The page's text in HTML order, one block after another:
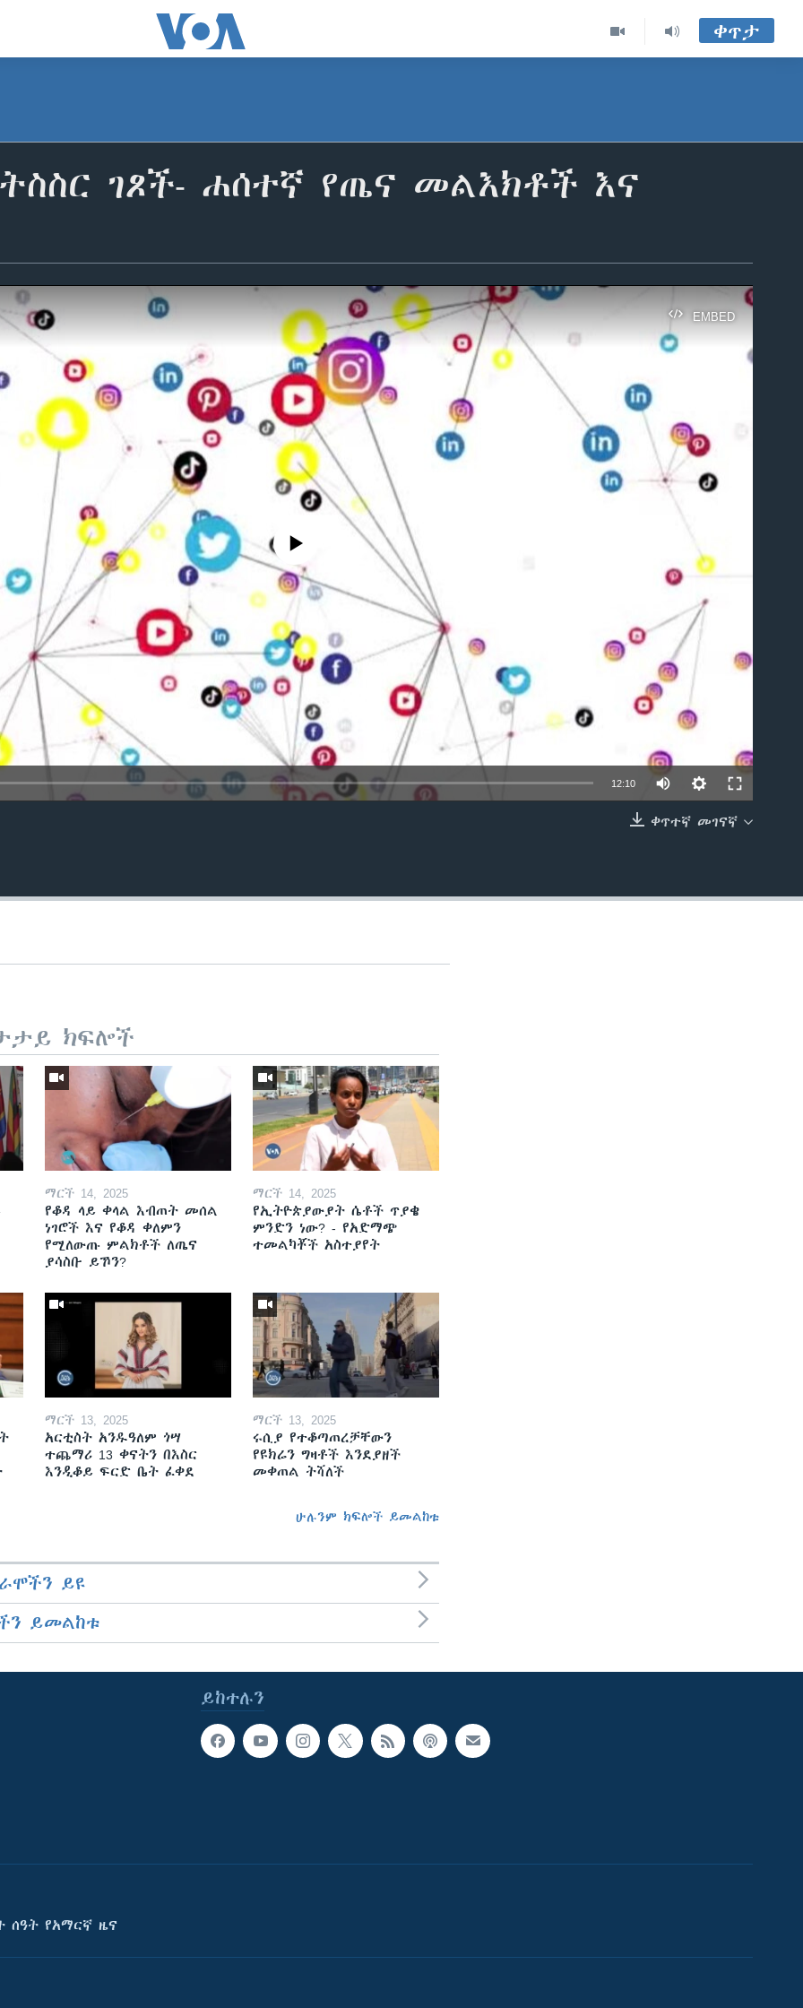
ቀጥታ
ገጾች- ሐሰተኛ የጤና መልእክቶች እና
EMBED
EMBED
No media source currently available
12:10
ቀጥተኛ መገናኛ
ክፍሎች
ማርች 14, 2025
የቆዳ ላይ ቀላል እብጠት መሰል
ነገሮች እና የቆዳ ቀለምን
የሚለውጡ ምልክቶች ለጤና
ያሳስቡ ይኾን?
ማርች 14, 2025
የኢትዮጵያውያት ሴቶች ጥያቄ
ምንድን ነው? - የአድማጭ
ተመልካቾች አስተያየት
ማርች 13, 2025
አርቲስት አንዱዓለም ጎሣ
ተጨማሪ 13 ቀናትን በእስር
እንዲቆይ ፍርድ ቤት ፈቀደ
ማርች 13, 2025
ሩሲያ የተቆጣጠረቻቸውን
የዩክሬን ግዛቶች እንደያዘች
መቀጠል ትሻለች
ሁሉንም ክፍሎች ይመልከቱ
ይዩ
ይመልከቱ
ይከተሉን
ሰዓት የአማርኛ ዜና